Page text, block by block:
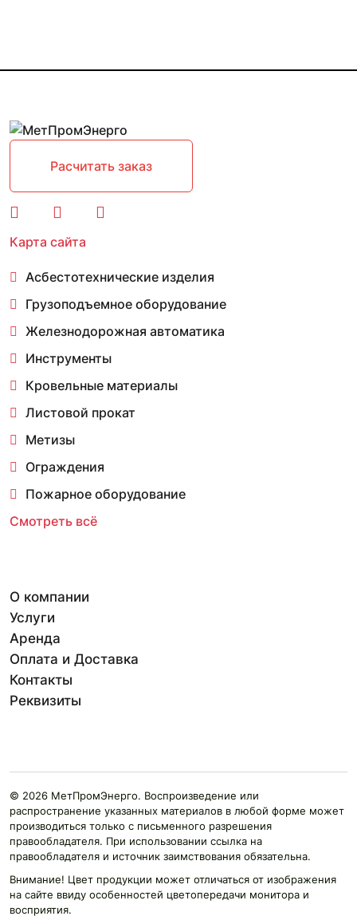
Расчитать заказ
Карта сайта
Асбестотехнические изделия
Грузоподъемное оборудование
Железнодорожная автоматика
Инструменты
Кровельные материалы
Листовой прокат
Метизы
Ограждения
Пожарное оборудование
Смотреть всё
О компании
Услуги
Аренда
Оплата и Доставка
Контакты
Реквизиты
© 2026 МетПромЭнерго. Воспроизведение или
распространение указанных материалов в любой форме может
производиться только с письменного разрешения
правообладателя. При использовании ссылка на
правообладателя и источник заимствования обязательна.
Внимание! Цвет продукции может отличаться от изображения
на сайте ввиду особенностей цветопередачи монитора и
восприятия.